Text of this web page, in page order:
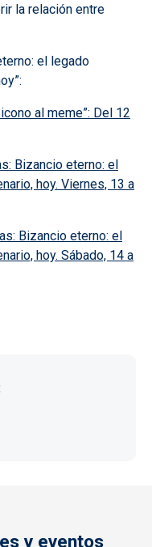
la relación entre
el legado
al meme”: Del 12
Bizancio eterno: el
hoy. Viernes, 13 a
Bizancio eterno: el
hoy. Sábado, 14 a
y eventos